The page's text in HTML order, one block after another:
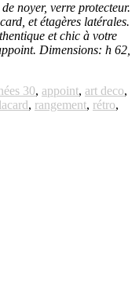
noyer, verre protecteur.
et étagères latérales.
et chic à votre
Dimensions: h 62,
30, appoint, art deco,
, rangement, rétro,